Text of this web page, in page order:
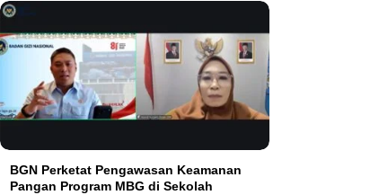
BGN Perketat Pengawasan Keamanan
Pangan Program MBG di Sekolah